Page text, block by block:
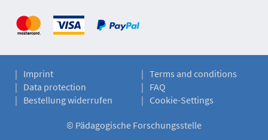
Imprint
Terms and conditions
Data protection
FAQ
Bestellung widerrufen
Cookie-Settings
© Pädagogische Forschungsstelle